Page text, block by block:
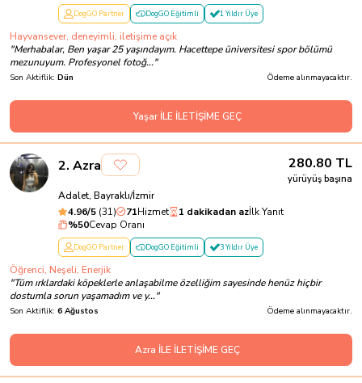
DogGO Partner DogGO Eğitimli 1 Yıldır Üye
Hayvansever, deneyimli, iletişime açık
"Merhabalar, Ben yaşar 25 yaşındayım. Hacettepe üniversitesi spor bölümü
mezunuyum. Profesyonel fotoğ..."
Son Aktiflik: Dün Ödeme alınmayacaktır.
Yaşar İLE İLETİŞİME GEÇ
2. Azra 280.80 TL
yürüyüş başına
Adalet, Bayraklı/İzmir
4.96/5 (31) 71Hizmet 1 dakikadan azİlk Yanıt
%50Cevap Oranı
DogGO Partner DogGO Eğitimli 3 Yıldır Üye
Öğrenci, Neşeli, Enerjik
"Tüm ırklardaki köpeklerle anlaşabilme özelliğim sayesinde henüz hiçbir
dostumla sorun yaşamadım ve y..."
Son Aktiflik: 6 Ağustos Ödeme alınmayacaktır.
Azra İLE İLETİŞİME GEÇ